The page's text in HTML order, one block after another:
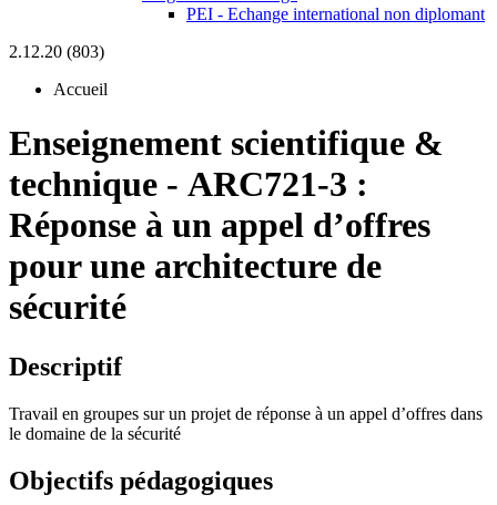
PEI - Echange international non diplomant
2.12.20 (803)
Accueil
Enseignement scientifique &
technique - ARC721-3 :
Réponse à un appel d’offres
pour une architecture de
sécurité
Descriptif
Travail en groupes sur un projet de réponse à un appel d’offres dans
le domaine de la sécurité
Objectifs pédagogiques